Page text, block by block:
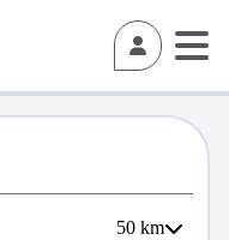
50 km